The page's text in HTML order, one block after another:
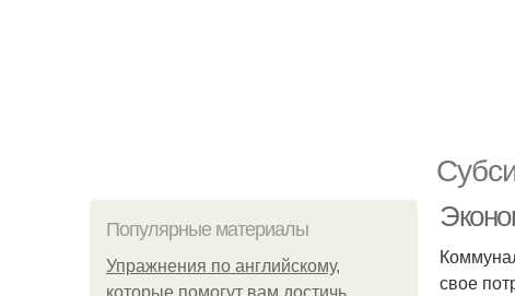
Популярные материалы
Упражнения по английскому,
которые помогут вам достичь
свое